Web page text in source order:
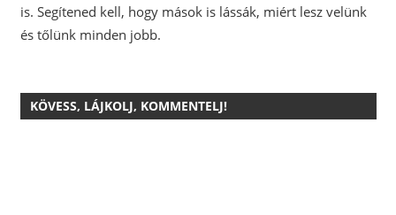
is. Segítened kell, hogy mások is lássák, miért lesz velünk
és tőlünk minden jobb.
KÖVESS, LÁJKOLJ, KOMMENTELJ!